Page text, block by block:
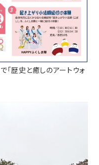
歴史と癒しのアートウォ